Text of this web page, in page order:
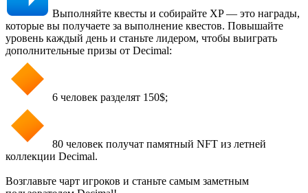
Выполняйте квесты и собирайте XP — это награды,
которые вы получаете за выполнение квестов. Повышайте
уровень каждый день и станьте лидером, чтобы выиграть
дополнительные призы от Decimal:
6 человек разделят 150$;
80 человек получат памятный NFT из летней
коллекции Decimal.
Возглавьте чарт игроков и станьте самым заметным